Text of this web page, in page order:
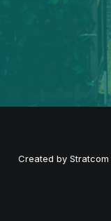
Created by Stratcom